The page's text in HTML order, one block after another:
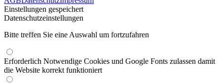
Einstellungen gespeichert
Datenschutzeinstellungen
Bitte treffen Sie eine Auswahl um fortzufahren
Erforderlich Notwendige Cookies und Google Fonts zulassen damit
die Website korrekt funktioniert